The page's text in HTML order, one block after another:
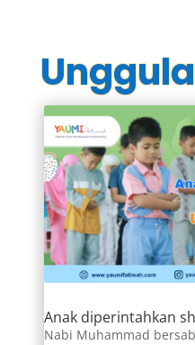
Anak diperintahkan
Nabi Muhammad